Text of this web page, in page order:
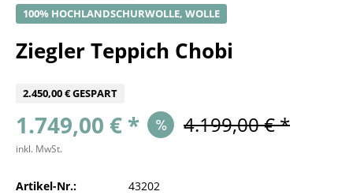
100% HOCHLANDSCHURWOLLE, WOLLE
Ziegler Teppich Chobi
2.450,00 € GESPART
1.749,00 € * 4.199,00 € *
inkl. MwSt.
Artikel-Nr.:
43202